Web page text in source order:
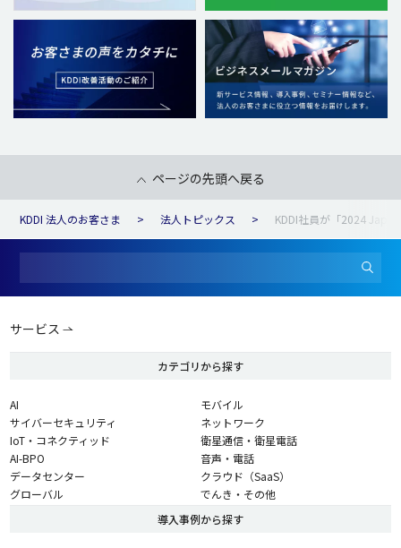
ページの先頭へ戻る
KDDI 法人のお客さま 法人トピックス KDDI社員が「2024
サービス
カテゴリから探す
AI
サイバーセキュリティ
IoT・コネクティッド
AI-BPO
データセンター
グローバル
モバイル
ネットワーク
衛星通信・衛星電話
音声・電話
クラウド（SaaS）
でんき・その他
導入事例から探す